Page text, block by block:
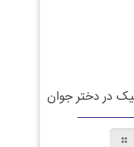
در دختر جوان